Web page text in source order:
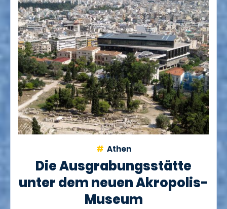
Athen
Die Ausgrabungsstätte
unter dem neuen Akropolis-
Museum